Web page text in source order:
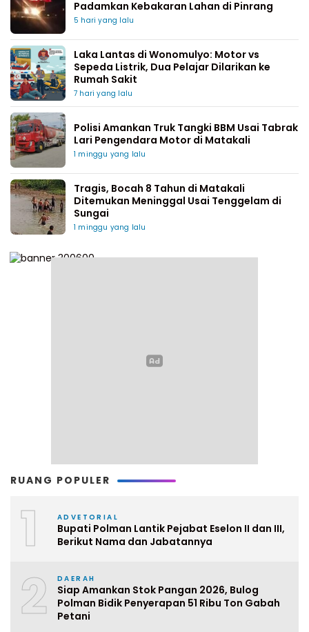
Padamkan Kebakaran Lahan di Pinrang
5 hari yang lalu
Laka Lantas di Wonomulyo: Motor vs
Sepeda Listrik, Dua Pelajar Dilarikan ke
Rumah Sakit
7 hari yang lalu
Polisi Amankan Truk Tangki BBM Usai Tabrak
Lari Pengendara Motor di Matakali
1 minggu yang lalu
Tragis, Bocah 8 Tahun di Matakali
Ditemukan Meninggal Usai Tenggelam di
Sungai
1 minggu yang lalu
RUANG POPULER
1 ADVETORIAL
Bupati Polman Lantik Pejabat Eselon II dan III,
Berikut Nama dan Jabatannya
2 DAERAH
Siap Amankan Stok Pangan 2026, Bulog
Polman Bidik Penyerapan 51 Ribu Ton Gabah
Petani